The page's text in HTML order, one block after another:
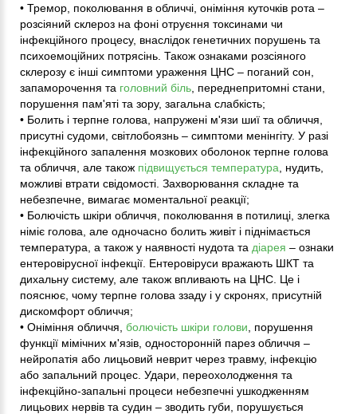
• Тремор, поколювання в обличчі, оніміння куточків рота –
розсіяний склероз на фоні отруєння токсинами чи
інфекційного процесу, внаслідок генетичних порушень та
психоемоційних потрясінь. Також ознаками розсіяного
склерозу є інші симптоми ураження ЦНС – поганий сон,
запаморочення та головний біль , переднепритомні стани,
порушення пам'яті та зору, загальна слабкість;
• Болить і терпне голова, напружені м'язи шиї та обличчя,
присутні судоми, світлобоязнь – симптоми менінгіту. У разі
інфекційного запалення мозкових оболонок терпне голова
та обличчя, але також підвищується температура , нудить,
можливі втрати свідомості. Захворювання складне та
небезпечне, вимагає моментальної реакції;
• Болючість шкіри обличчя, поколювання в потилиці, злегка
німіє голова, але одночасно болить живіт і піднімається
температура, а також у наявності нудота та діарея – ознаки
ентеровірусної інфекції. Ентеровіруси вражають ШКТ та
дихальну систему, але також впливають на ЦНС. Це і
пояснює, чому терпне голова ззаду і у скронях, присутній
дискомфорт обличчя;
• Оніміння обличчя, болючість шкіри голови , порушення
функції мімічних м'язів, односторонній парез обличчя –
нейропатія або лицьовий неврит через травму, інфекцію
або запальний процес. Удари, переохолодження та
інфекційно-запальні процеси небезпечні ушкодженням
лицьових нервів та судин – зводить губи, порушується